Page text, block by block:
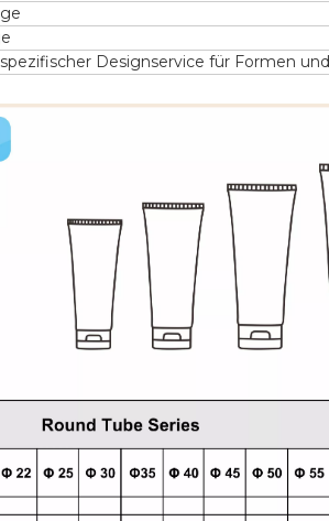
Designservice für Formen